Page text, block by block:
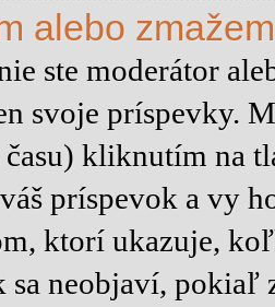
alebo
ste moderátor
svoje príspevky.
času) kliknutím na
príspevok a vy
ktorí ukazuje,
sa neobjaví, pokiaľ